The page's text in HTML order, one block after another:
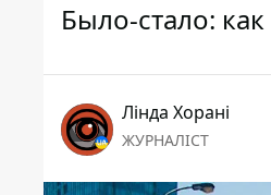
Было-стало:
Лінда Хорані
ЖУРНАЛІСТ